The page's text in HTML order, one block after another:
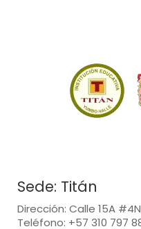
Sede: Titán
Dirección: Calle 15A
Teléfono: +57 310 797